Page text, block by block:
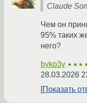
Claude
Чем он
95% таких
него?
byko3y
28.03.2026
Показать